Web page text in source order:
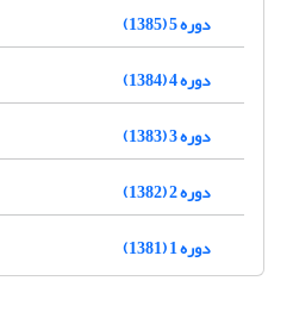
دوره 5 (1385)
دوره 4 (1384)
دوره 3 (1383)
دوره 2 (1382)
دوره 1 (1381)